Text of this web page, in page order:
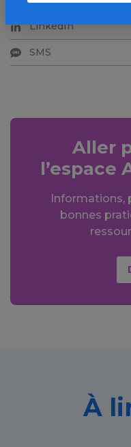
LinkedIn
SMS
Aller
l’espace
Informations,
bonnes
À